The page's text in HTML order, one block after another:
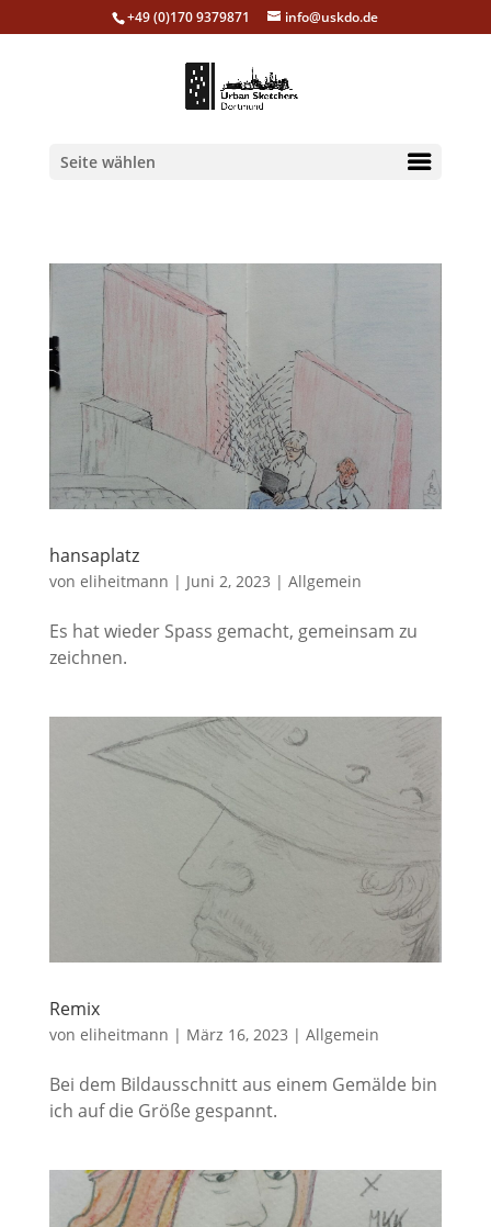
+49 (0)170 9379871 info@uskdo.de
Seite wählen
hansaplatz
von eliheitmann | Juni 2, 2023 | Allgemein
Es hat wieder Spass gemacht, gemeinsam zu
zeichnen.
Remix
von eliheitmann | März 16, 2023 | Allgemein
Bei dem Bildausschnitt aus einem Gemälde bin
ich auf die Größe gespannt.